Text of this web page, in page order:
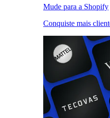
Mude para a Shopify
Conquiste mais